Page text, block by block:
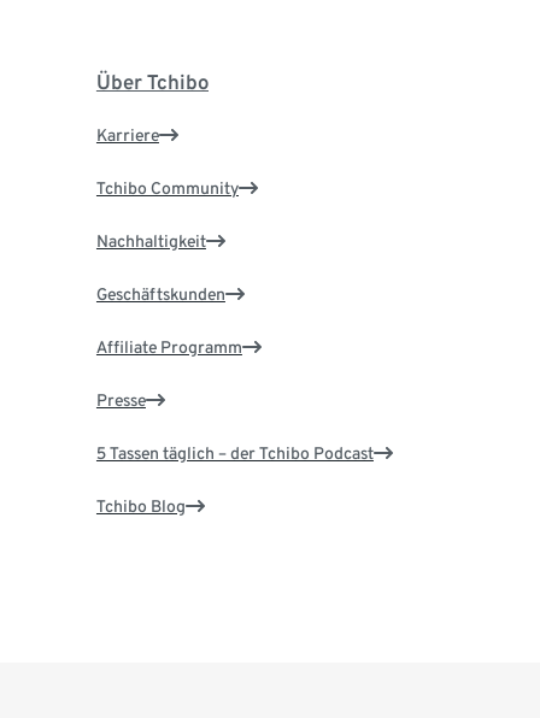
Über Tchibo
Karriere
Tchibo Community
Nachhaltigkeit
Geschäftskunden
Affiliate Programm
Presse
5 Tassen täglich – der Tchibo Podcast
Tchibo Blog